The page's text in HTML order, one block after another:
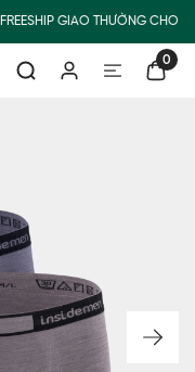
FREESHIP GIAO THƯỜNG CHO
0